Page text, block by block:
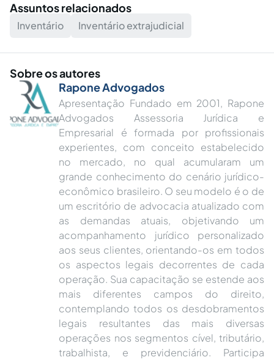
Assuntos relacionados
Inventário Inventário extrajudicial
Sobre os autores
Rapone Advogados
Apresentação Fundado em 2001, Rapone
Advogados Assessoria Jurídica e
Empresarial é formada por profissionais
experientes, com conceito estabelecido
no mercado, no qual acumularam um
grande conhecimento do cenário jurídico-
econômico brasileiro. O seu modelo é o de
um escritório de advocacia atualizado com
as demandas atuais, objetivando um
acompanhamento jurídico personalizado
aos seus clientes, orientando-os em todos
os aspectos legais decorrentes de cada
operação. Sua capacitação se estende aos
mais diferentes campos do direito,
contemplando todos os desdobramentos
legais resultantes das mais diversas
operações nos segmentos cível, tributário,
trabalhista, e previdenciário. Participa